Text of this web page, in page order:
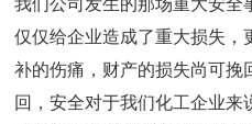
我们公司发生的那场重大安全
仅仅给企业造成了重大损失，
补的伤痛，财产的损失尚可挽
回，安全对于我们化工企业